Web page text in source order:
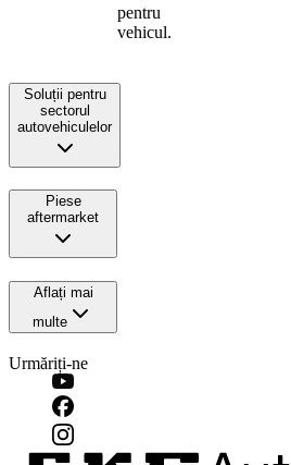
pentru
vehicul.
Soluții pentru
sectorul
autovehiculelor
Piese
aftermarket
Aflați mai
multe
Urmăriți-ne